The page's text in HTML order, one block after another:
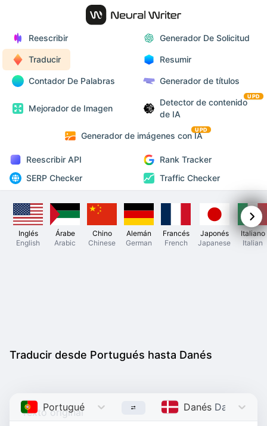
Reescribir Generador De Solicitud
Traducir Resumir
Contador De Palabras Generador de títulos
Mejorador de Imagen
Detector de contenido
de IA
UPD
Generador de imágenes con IA
UPD
Reescribir API
Rank Tracker
SERP Checker
Traffic Checker
Inglés
English
Árabe
Arabic
Chino
Chinese
Alemán
German
Francés
French
Japonés
Japanese
Italiano
Italian
Traducir desde Portugués hasta Danés
Portugués Portuguese Danés Danish